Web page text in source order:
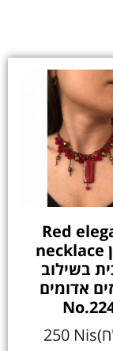
Red
necklace תליון
בשילוב
אדומים
250